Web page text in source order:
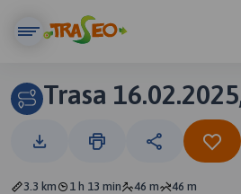
Trasa
3.3 km 1 h 13 min 46 m
46 m